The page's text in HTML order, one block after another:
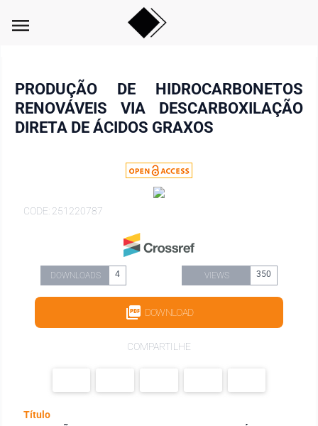
menu
PRODUÇÃO DE HIDROCARBONETOS
RENOVÁVEIS VIA DESCARBOXILAÇÃO
DIRETA DE ÁCIDOS GRAXOS
CODE: 251220787
DOWNLOADS 4 VIEWS 350
DOWNLOAD
COMPARTILHE
Título